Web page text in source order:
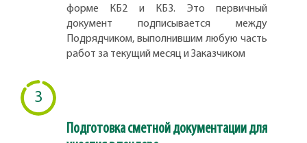
форме КБ2 и КБ3. Это первичный
документ подписывается между
Подрядчиком, выполнившим любую часть
работ за текущий месяц и Заказчиком
3
Подготовка сметной документации для